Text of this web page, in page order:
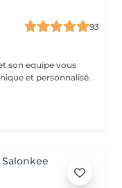
93
et personnalisé.